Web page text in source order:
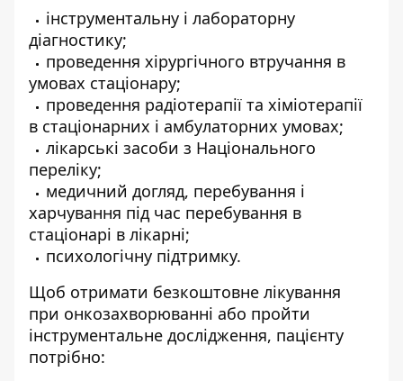
інструментальну і лабораторну
діагностику;
проведення хірургічного втручання в
умовах стаціонару;
проведення радіотерапії та хіміотерапії
в стаціонарних і амбулаторних умовах;
лікарські засоби з Національного
переліку;
медичний догляд, перебування і
харчування під час перебування в
стаціонарі в лікарні;
психологічну підтримку.
Щоб отримати безкоштовне лікування
при онкозахворюванні або пройти
інструментальне дослідження, пацієнту
потрібно: